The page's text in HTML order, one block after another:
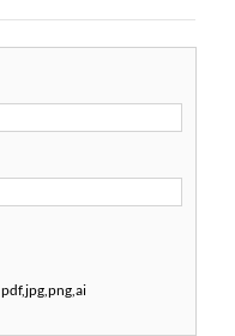
pdf,jpg,png,ai